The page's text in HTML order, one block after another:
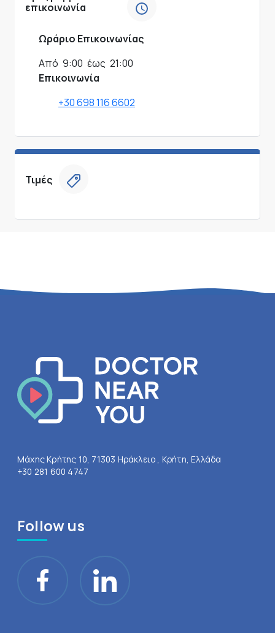
επικοινωνία
Ωράριο Επικοινωνίας
Από 9:00 έως 21:00
Επικοινωνία
+30 698 116 6602
Τιμές
Μάχης Κρήτης 10, 71303 Ηράκλειο , Κρήτη, Ελλάδα
+30 281 600 4747
Follow us